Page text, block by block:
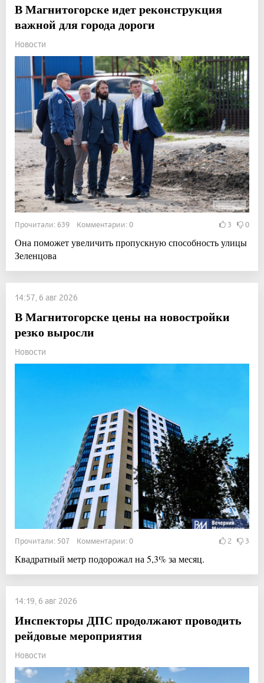
В Магнитогорске идет реконструкция
важной для города дороги
Новости
Прочитали: 639 Комментарии: 0 3 0
Она поможет увеличить пропускную способность улицы
Зеленцова
14:57, 6 авг 2026
В Магнитогорске цены на новостройки
резко выросли
Новости
Прочитали: 507 Комментарии: 0 2 3
Квадратный метр подорожал на 5,3% за месяц.
14:19, 6 авг 2026
Инспекторы ДПС продолжают проводить
рейдовые мероприятия
Новости